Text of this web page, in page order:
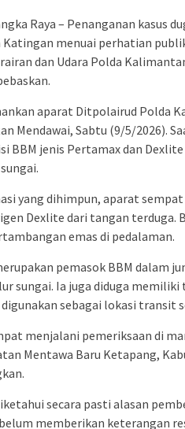
Raya – Penanganan kasus
Katingan menuai perhatian
dan Udara Polda
aparat Ditpolairud Polda
Mendawai, Sabtu (9/5/2026).
BBM jenis Pertamax dan
yang dihimpun, aparat
Dexlite dari tangan terduga.
emas di pedalaman.
pemasok BBM dalam
sungai. Ia juga diduga
digunakan sebagai lokasi transit
menjalani pemeriksaan di
Mentawa Baru Ketapang,
secara pasti alasan
memberikan keterangan